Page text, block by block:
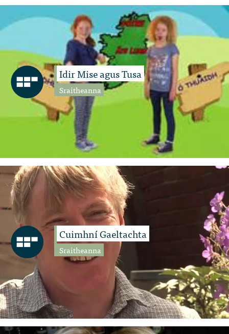
Idir Mise agus Tusa
Sraitheanna
Cuimhní Gaeltachta
Sraitheanna